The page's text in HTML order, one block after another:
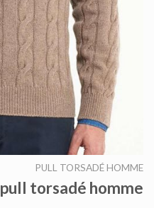
PULL TORSADÉ HOMME
pull torsadé homme